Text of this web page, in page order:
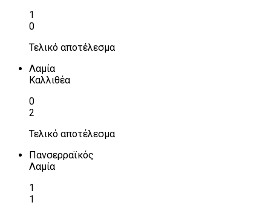
1
0
Τελικό αποτέλεσμα
Λαμία
Καλλιθέα
0
2
Τελικό αποτέλεσμα
Πανσερραϊκός
Λαμία
1
1